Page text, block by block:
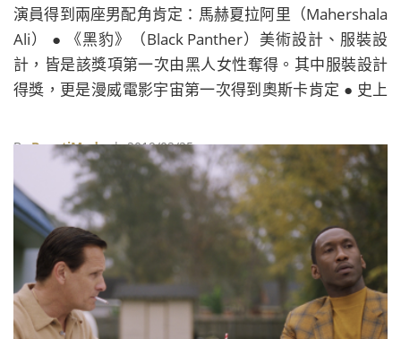
演員得到兩座男配角肯定：馬赫夏拉阿里（Mahershala
Ali） ● 《黑豹》（Black Panther）美術設計、服裝設
計，皆是該獎項第一次由黑人女性奪得。其中服裝設計
得獎，更是漫威電影宇宙第一次得到奧斯卡肯定 ● 史上
角蕾吉娜金恩（ ReginaKing） ● 《蜘蛛人：新宇宙》（
Spider-Man: Into The Spider-Verse）是索尼影業第一
次奪得奧斯卡最佳動畫（以往幾乎都是迪士尼或皮克斯
的天下）...
ByBeautiMode| 2019/02/25